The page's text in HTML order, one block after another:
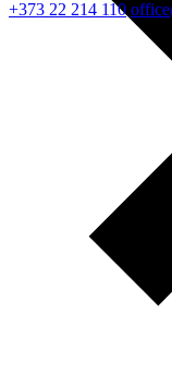
+373 22 214 110